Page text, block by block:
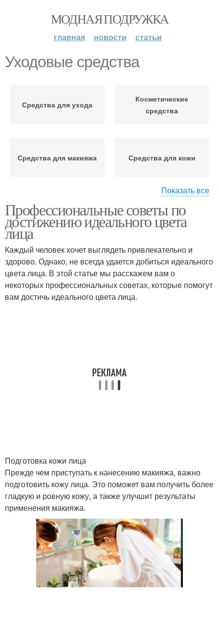
МОДНАЯ ПОДРУЖКА
главная новости статьи
Уходовые средства
Средства для ухода
Косметические
средства
Средства для макияжа Средства для кожи
Уходовая косметика
средства
Средства на
специфические
рецепторы
Показать все
Профессиональные советы по
достижению идеального цвета
лица
Каждый человек хочет выглядеть привлекательно и
здорово. Однако, не всегда удается добиться идеального
цвета лица. В этой статье мы расскажем вам о
некоторых профессиональных советах, которые помогут
вам достичь идеального цвета лица.
Подготовка кожи лица
Прежде чем приступать к нанесению макияжа, важно
подготовить кожу лица. Это поможет вам получить более
гладкую и ровную кожу, а также улучшит результаты
применения макияжа.